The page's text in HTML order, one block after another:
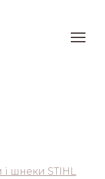
шнеки STIHL